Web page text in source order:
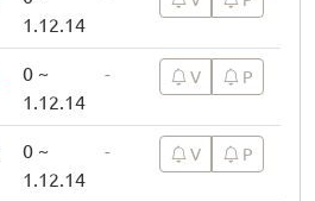
1.12.14
0 ~
1.12.14
- V P
0 ~
1.12.14
- V P